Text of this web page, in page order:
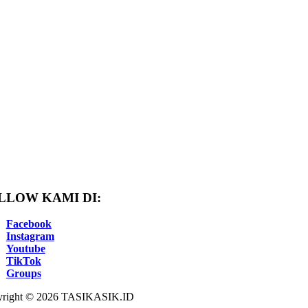
KAMI DI:
Facebook
Instagram
Youtube
TikTok
Groups
© 2026 TASIKASIK.ID